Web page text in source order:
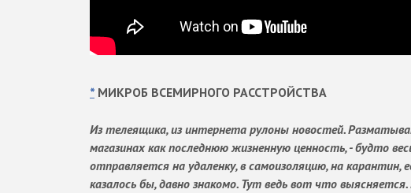
* МИКРОБ ВСЕМИРНОГО РАССТРОЙСТВА
Из телеящика, из интернета рулоны новостей.
магазинах как последнюю жизненную ценность, - будто
отправляется на удаленку, в самоизоляцию, на
казалось бы, давно знакомо. Тут ведь вот что